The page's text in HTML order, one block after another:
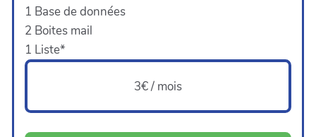
1 Base de données
2 Boites mail
1 Liste*
3€ / mois